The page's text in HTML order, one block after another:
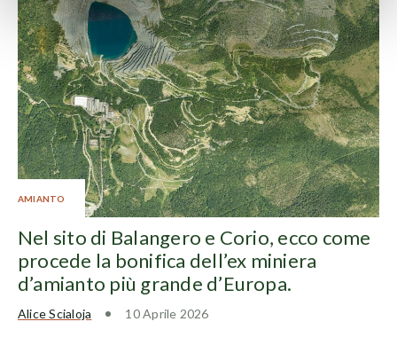
AMIANTO
Nel sito di Balangero e Corio, ecco come
procede la bonifica dell’ex miniera
d’amianto più grande d’Europa.
Alice Scialoja 10 Aprile 2026